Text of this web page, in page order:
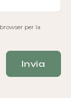
per la